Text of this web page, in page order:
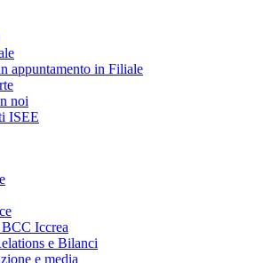
appuntamento in Filiale
noi
ISEE
Iccrea
e Bilanci
e media